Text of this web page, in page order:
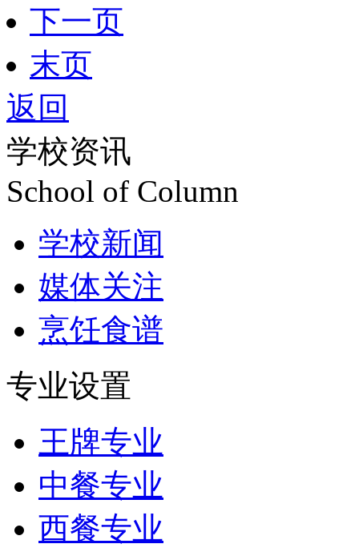
下一页
末页
返回
学校资讯
School of Column
学校新闻
媒体关注
烹饪食谱
专业设置
王牌专业
中餐专业
西餐专业